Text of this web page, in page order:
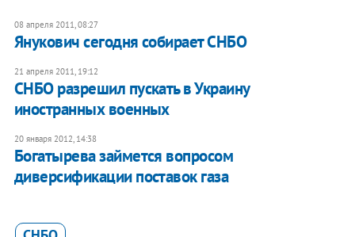
08 апреля 2011, 08:27
Янукович сегодня собирает СНБО
21 апреля 2011, 19:12
СНБО разрешил пускать в Украину
иностранных военных
20 января 2012, 14:38
Богатырева займется вопросом
диверсификации поставок газа